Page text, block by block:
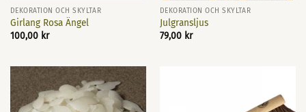
DEKORATION OCH SKYLTAR
Girlang Rosa Ängel
100,00 kr
DEKORATION OCH SKYLTAR
Julgransljus
79,00 kr